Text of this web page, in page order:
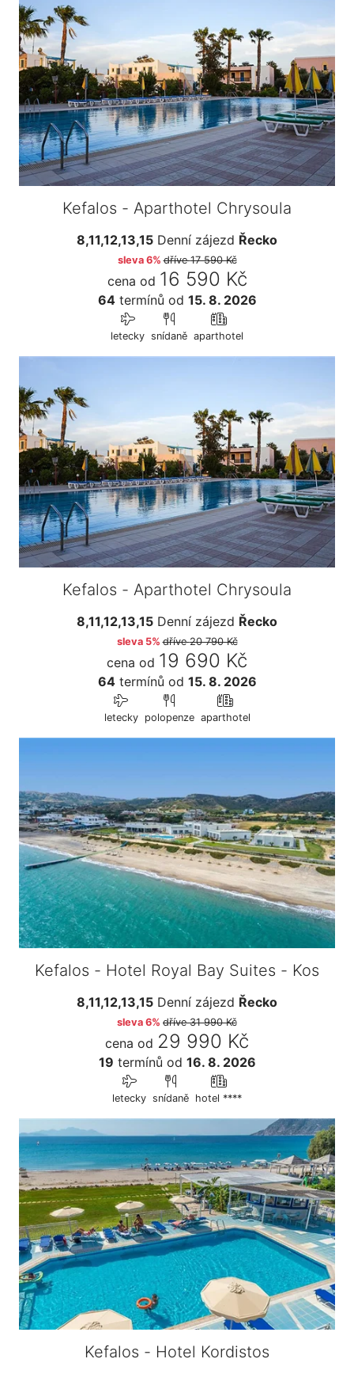
Kefalos - Aparthotel Chrysoula
8,11,12,13,15 Denní zájezd Řecko
sleva 6% dříve17 590 Kč
cena od 16 590 Kč
64termínů od 15. 8. 2026
letecky snídaně aparthotel
Kefalos - Aparthotel Chrysoula
8,11,12,13,15 Denní zájezd Řecko
sleva 5% dříve20 790 Kč
cena od 19 690 Kč
64termínů od 15. 8. 2026
letecky polopenze aparthotel
Kefalos - Hotel Royal Bay Suites - Kos
8,11,12,13,15 Denní zájezd Řecko
sleva 6% dříve31 990 Kč
cena od 29 990 Kč
19 termínů od 16. 8. 2026
letecky snídaně hotel ****
Kefalos - Hotel Kordistos